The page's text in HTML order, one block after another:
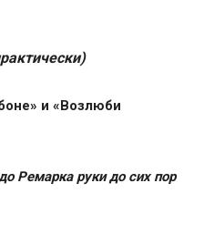
и «Возлюби
Ремарка руки до сих пор